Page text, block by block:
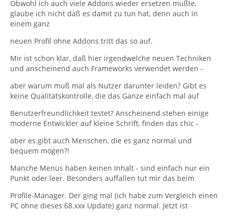
Obwohl ich auch viele Addons wieder ersetzen mußte,
glaube ich nicht daß es damit zu tun hat, denn auch in
einem ganz
neuen Profil ohne Addons tritt das so auf.
Mir ist schon klar, daß hier irgendwelche neuen Techniken
und anscheinend auch Frameworks verwendet werden -
aber warum muß mal als Nutzer darunter leiden? Gibt es
keine Qualitätskontrolle, die das Ganze einfach mal auf
Benutzerfreundlichkeit testet? Anscheinend stehen einige
moderne Entwickler auf kleine Schrift, finden das chic -
aber es gibt auch Menschen, die es ganz normal und
bequem mögen?!
Manche Menüs haben keinen Inhalt - sind einfach nur ein
Punkt oder leer. Besonders auffallen tut mir das beim
Profile-Manager. Der ging mal (ich habe zum Vergleich einen
PC ohne dieses 68.xxx Update) ganz normal. Jetzt ist